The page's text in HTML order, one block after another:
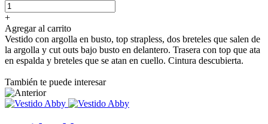
+
Agregar al carrito
Vestido con argolla en busto, top strapless, dos breteles que salen de
la argolla y cut outs bajo busto en delantero. Trasera con top que ata
en espalda y breteles que se atan en cuello. Cintura descubierta.
También te puede interesar